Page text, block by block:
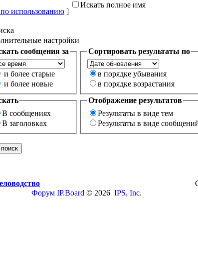
использованию ]
Искать полное имя
настройки
сообщения за
и более старые
и более новые
Сортировать результаты по
в порядке убывания
в порядке возрастания
В сообщениях
В заголовках
Отображение результатов
Результаты в виде тем
Результаты в виде
Форум IP.Board © 2026 IPS, Inc.